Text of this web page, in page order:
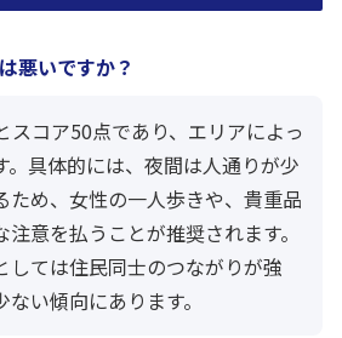
悪いですか？
スコア50点であり、エリアによっ
。具体的には、夜間は人通りが少
ため、女性の一人歩きや、貴重品
意を払うことが推奨されます。
しては住民同士のつながりが強
い傾向にあります。